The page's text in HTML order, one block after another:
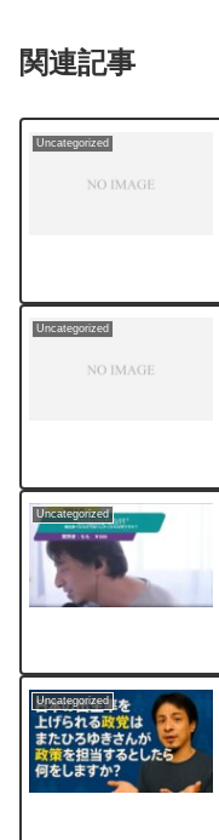
関連記事
Uncategorized
Uncategorized
Uncategorized
Uncategorized